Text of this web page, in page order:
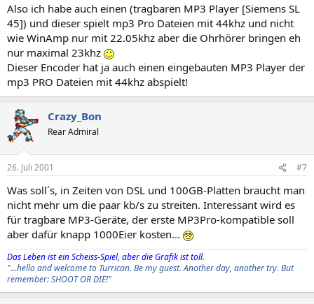
Also ich habe auch einen (tragbaren MP3 Player [Siemens SL
45]) und dieser spielt mp3 Pro Dateien mit 44khz und nicht
wie WinAmp nur mit 22.05khz aber die Ohrhörer bringen eh
nur maximal 23khz
Dieser Encoder hat ja auch einen eingebauten MP3 Player der
mp3 PRO Dateien mit 44khz abspielt!
Crazy_Bon
Rear Admiral
26. Juli 2001 #7
Was soll´s, in Zeiten von DSL und 100GB-Platten braucht man
nicht mehr um die paar kb/s zu streiten. Interessant wird es
für tragbare MP3-Geräte, der erste MP3Pro-kompatible soll
aber dafür knapp 1000Eier kosten...
Das Leben ist ein Scheiss-Spiel, aber die Grafik ist toll.
"...hello and welcome to Turrican. Be my guest. Another day, another try. But
remember: SHOOT OR DIE!"